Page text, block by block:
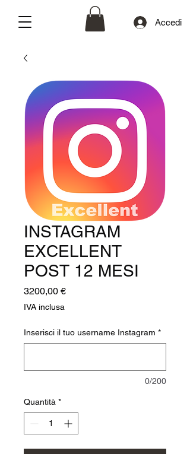
Accedi
INSTAGRAM
EXCELLENT
POST 12 MESI
3200,00 €Prezzo
IVA inclusa
Inserisci il tuo username Instagram *
0/200
Quantità *